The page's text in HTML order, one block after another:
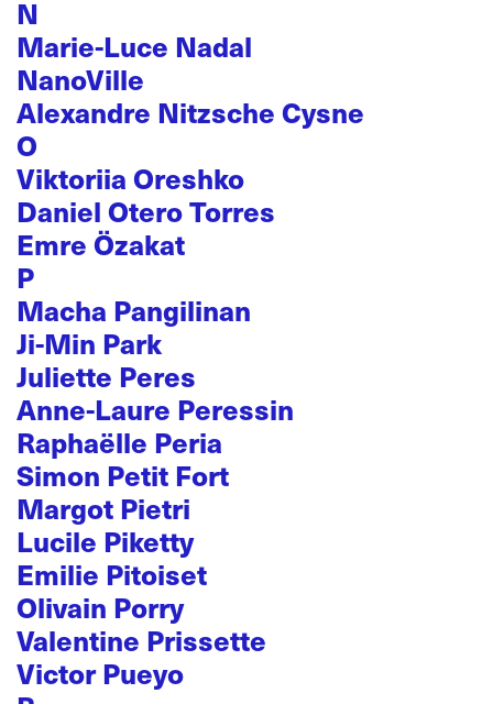
N
Marie-Luce Nadal
NanoVille
Alexandre Nitzsche Cysne
O
Viktoriia Oreshko
Daniel Otero Torres
Emre Özakat
P
Macha Pangilinan
Ji-Min Park
Juliette Peres
Anne-Laure Peressin
Raphaëlle Peria
Simon Petit Fort
Margot Pietri
Lucile Piketty
Emilie Pitoiset
Olivain Porry
Valentine Prissette
Victor Pueyo